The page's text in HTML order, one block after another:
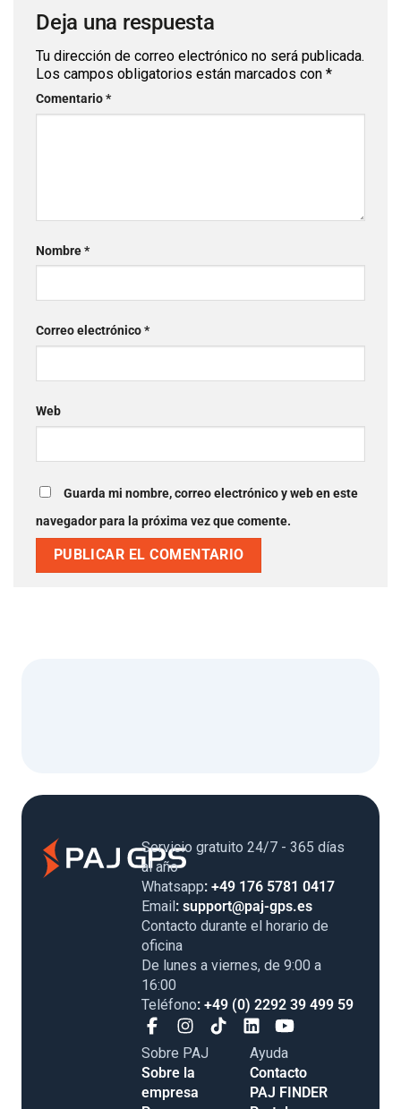
Deja una respuesta
Tu dirección de correo electrónico no será publicada.
Los campos obligatorios están marcados con *
Comentario*
Nombre*
Correo electrónico*
Web
Guarda mi nombre, correo electrónico y web en este
navegador para la próxima vez que comente.
Servicio gratuito 24/7 - 365 días
al año
Whatsapp: +49 176 5781 0417
Email : support@paj-gps.es
Contacto durante el horario de
oficina
De lunes a viernes, de 9:00 a
16:00
Teléfono: +49 (0) 2292 39 499 59
Sobre PAJ
Sobre la
empresa
Ayuda
Contacto
PAJ FINDER